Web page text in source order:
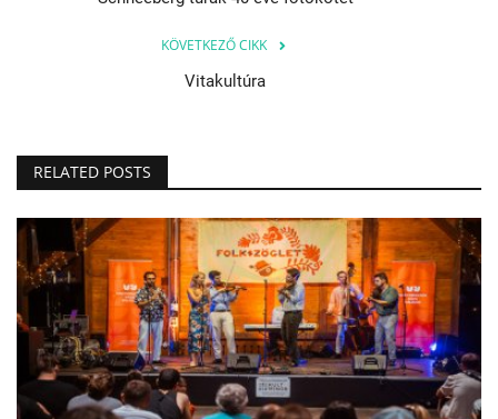
KÖVETKEZŐ CIKK
Vitakultúra
RELATED POSTS